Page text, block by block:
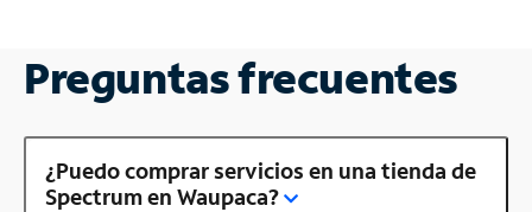
Preguntas frecuentes
¿Puedo comprar servicios en una tienda de
Spectrum en Waupaca?